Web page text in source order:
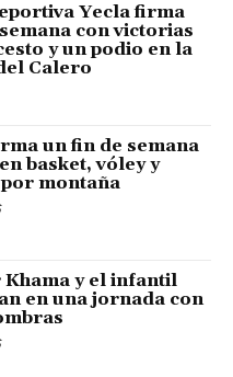
Yecla firma
con victorias
y un podio en la
Calero
un fin de semana
basket, vóley y
montaña
y el infantil
en una jornada con